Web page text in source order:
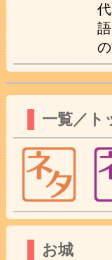
一覧／ト
お城